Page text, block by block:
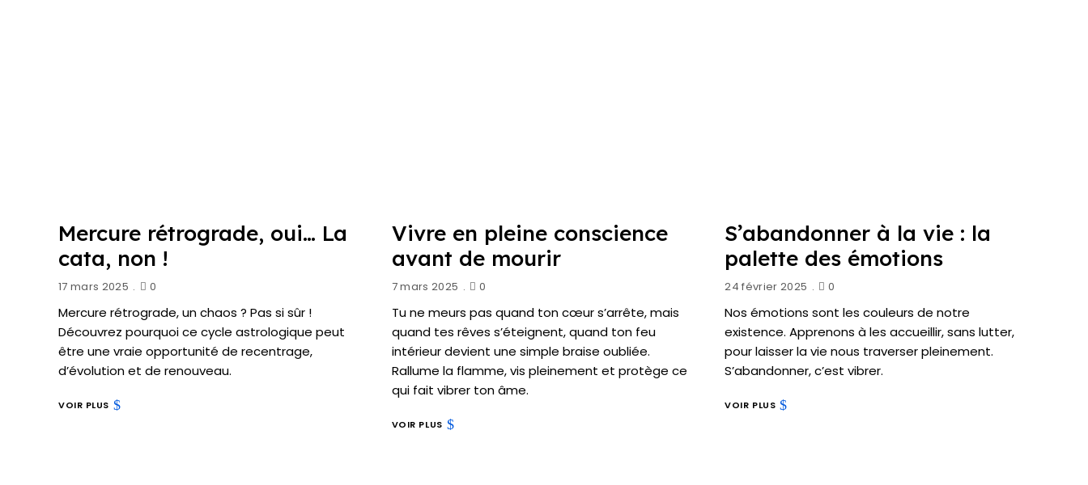
Mercure rétrograde, oui… La
cata, non !
17 mars 2025 0
Mercure rétrograde, un chaos ? Pas si sûr !
Découvrez pourquoi ce cycle astrologique peut
être une vraie opportunité de recentrage,
d’évolution et de renouveau.
VOIR PLUS
Vivre en pleine conscience
avant de mourir
7 mars 2025 0
Tu ne meurs pas quand ton cœur s’arrête, mais
quand tes rêves s’éteignent, quand ton feu
intérieur devient une simple braise oubliée.
Rallume la flamme, vis pleinement et protège ce
qui fait vibrer ton âme.
VOIR PLUS
S’abandonner à la vie : la
palette des émotions
24 février 2025 0
Nos émotions sont les couleurs de notre
existence. Apprenons à les accueillir, sans lutter,
pour laisser la vie nous traverser pleinement.
S’abandonner, c’est vibrer.
VOIR PLUS